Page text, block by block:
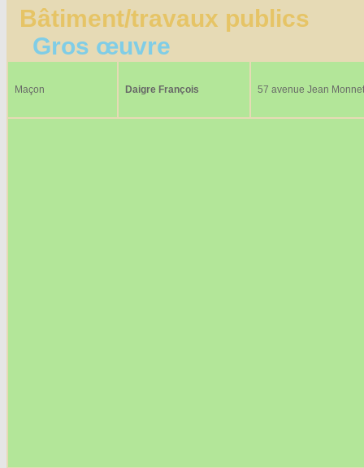
Bâtiment/travaux publics
Gros œuvre
Maçon Daigre François 57 avenue Jean Monnet